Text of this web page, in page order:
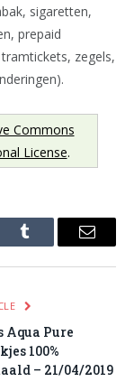
sigaretten,
prepaid
zegels,
Commons
License.
Tumblr Email
Aqua Pure
100%
– 21/04/2019